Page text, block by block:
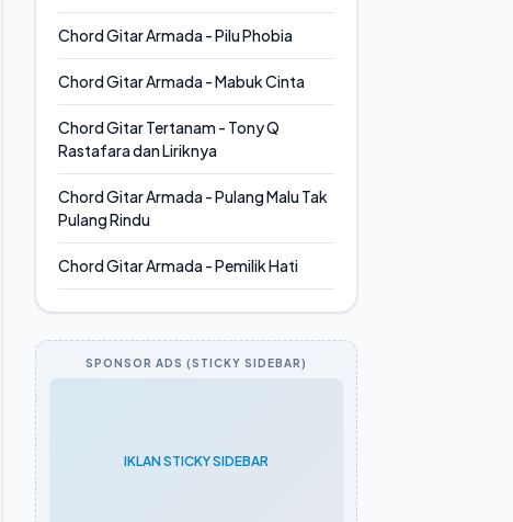
Chord Gitar Armada - Pilu Phobia
Chord Gitar Armada - Mabuk Cinta
Chord Gitar Tertanam - Tony Q
Rastafara dan Liriknya
Chord Gitar Armada - Pulang Malu Tak
Pulang Rindu
Chord Gitar Armada - Pemilik Hati
SPONSOR ADS (STICKY SIDEBAR)
IKLAN STICKY SIDEBAR